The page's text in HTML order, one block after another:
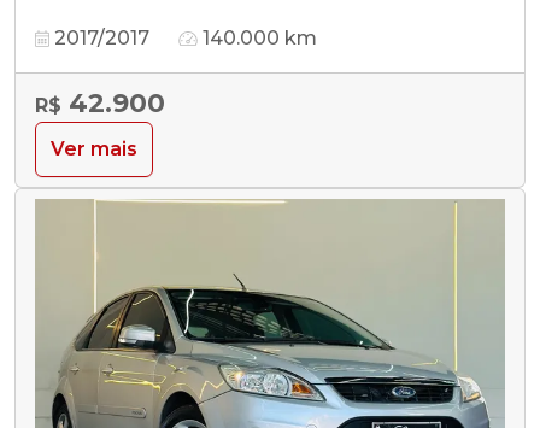
2017/2017 140.000 km
R$ 42.900
Ver mais